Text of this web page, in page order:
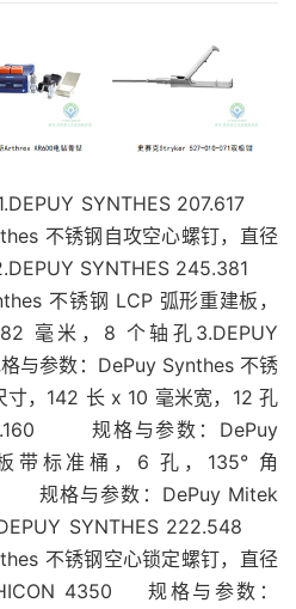
SYNTHES 207.617
不锈钢自攻空心螺钉，直径
SYNTHES 245.381
不锈钢 LCP 弧形重建板，
毫米，8 个轴孔3.DEPUY
参数：DePuy Synthes 不锈
，142 长 x 10 毫米宽，12 孔
规格与参数：DePuy
带标准桶，6 孔，135° 角
规格与参数：DePuy Mitek
SYNTHES 222.548
不锈钢空心锁定螺钉，直径
4350 规格与参数：